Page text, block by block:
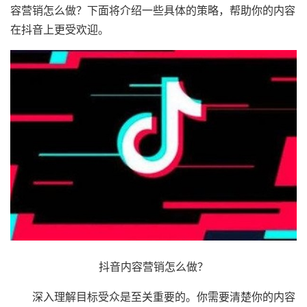
容营销怎么做？下面将介绍一些具体的策略，帮助你的内容
在抖音上更受欢迎。
抖音内容营销怎么做？
深入理解目标受众是至关重要的。你需要清楚你的内容